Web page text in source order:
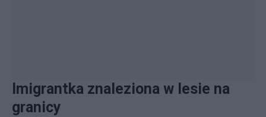
Imigrantka znaleziona w lesie na
granicy